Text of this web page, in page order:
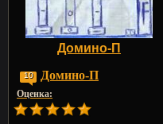
Домино-П
10 Домино-П
Оценка: